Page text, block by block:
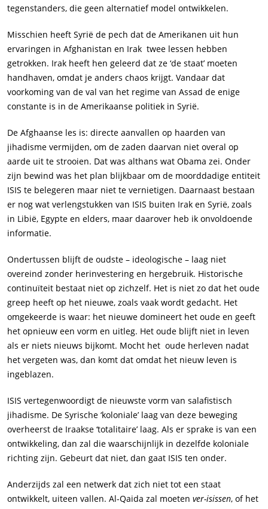
tegenstanders, die geen alternatief model ontwikkelen.
Misschien heeft Syrië de pech dat de Amerikanen uit hun
ervaringen in Afghanistan en Irak twee lessen hebben
getrokken. Irak heeft hen geleerd dat ze ‘de staat’ moeten
handhaven, omdat je anders chaos krijgt. Vandaar dat
voorkoming van de val van het regime van Assad de enige
constante is in de Amerikaanse politiek in Syrië.
De Afghaanse les is: directe aanvallen op haarden van
jihadisme vermijden, om de zaden daarvan niet overal op
aarde uit te strooien. Dat was althans wat Obama zei. Onder
zijn bewind was het plan blijkbaar om de moorddadige entiteit
ISIS te belegeren maar niet te vernietigen. Daarnaast bestaan
er nog wat verlengstukken van ISIS buiten Irak en Syrië, zoals
in Libië, Egypte en elders, maar daarover heb ik onvoldoende
informatie.
Ondertussen blijft de oudste – ideologische – laag niet
overeind zonder herinvestering en hergebruik. Historische
continuïteit bestaat niet op zichzelf. Het is niet zo dat het oude
greep heeft op het nieuwe, zoals vaak wordt gedacht. Het
omgekeerde is waar: het nieuwe domineert het oude en geeft
het opnieuw een vorm en uitleg. Het oude blijft niet in leven
als er niets nieuws bijkomt. Mocht het oude herleven nadat
het vergeten was, dan komt dat omdat het nieuw leven is
ingeblazen.
ISIS vertegenwoordigt de nieuwste vorm van salafistisch
jihadisme. De Syrische ‘koloniale’ laag van deze beweging
overheerst de Iraakse ‘totalitaire’ laag. Als er sprake is van een
ontwikkeling, dan zal die waarschijnlijk in dezelfde koloniale
richting zijn. Gebeurt dat niet, dan gaat ISIS ten onder.
Anderzijds zal een netwerk dat zich niet tot een staat
ontwikkelt, uiteen vallen. Al-Qaida zal moeten ver-isissen, of het